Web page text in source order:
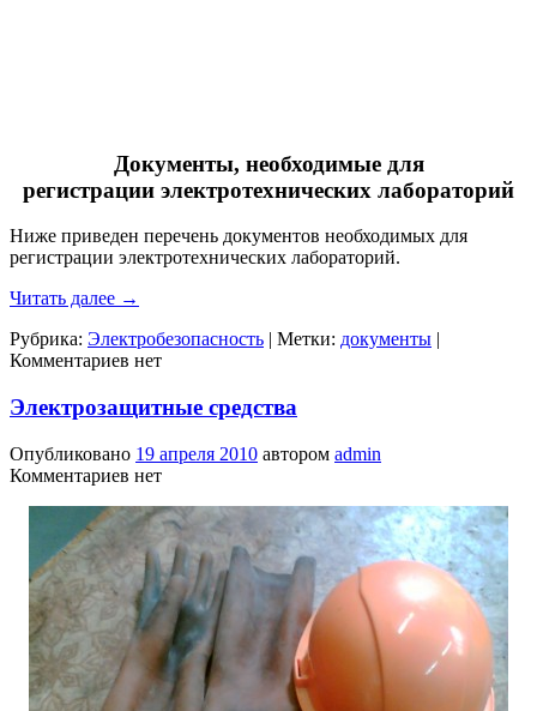
Документы, необходимые для
регистрации электротехнических лабораторий
Ниже приведен перечень документов необходимых для
регистрации электротехнических лабораторий.
Читать далее →
Рубрика: Электробезопасность | Метки: документы |
Комментариев нет
Электрозащитные средства
Опубликовано 19 апреля 2010 автором admin
Комментариев нет